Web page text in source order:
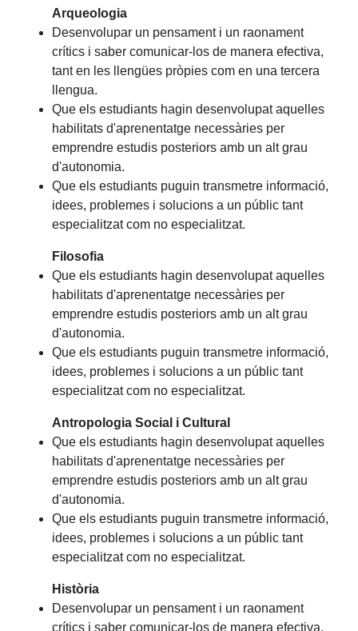
Arqueologia
Desenvolupar un pensament i un raonament
crítics i saber comunicar-los de manera efectiva,
tant en les llengües pròpies com en una tercera
llengua.
Que els estudiants hagin desenvolupat aquelles
habilitats d'aprenentatge necessàries per
emprendre estudis posteriors amb un alt grau
d'autonomia.
Que els estudiants puguin transmetre informació,
idees, problemes i solucions a un públic tant
especialitzat com no especialitzat.
Filosofia
Que els estudiants hagin desenvolupat aquelles
habilitats d'aprenentatge necessàries per
emprendre estudis posteriors amb un alt grau
d'autonomia.
Que els estudiants puguin transmetre informació,
idees, problemes i solucions a un públic tant
especialitzat com no especialitzat.
Antropologia Social i Cultural
Que els estudiants hagin desenvolupat aquelles
habilitats d'aprenentatge necessàries per
emprendre estudis posteriors amb un alt grau
d'autonomia.
Que els estudiants puguin transmetre informació,
idees, problemes i solucions a un públic tant
especialitzat com no especialitzat.
Història
Desenvolupar un pensament i un raonament
crítics i saber comunicar-los de manera efectiva,